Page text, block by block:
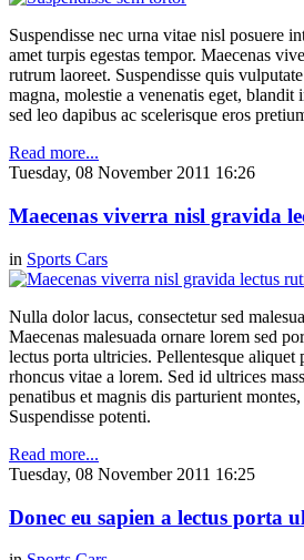
Suspendisse nec urna vitae nisl posuere
amet turpis egestas tempor. Maecenas
rutrum laoreet. Suspendisse quis
magna, molestie a venenatis eget,
sed leo dapibus ac scelerisque eros
Read more...
Tuesday, 08 November 2011 16:26
Maecenas viverra nisl gravida
in Sports Cars
Nulla dolor lacus, consectetur sed
Maecenas malesuada ornare lorem sed
lectus porta ultricies. Pellentesque aliquet
rhoncus vitae a lorem. Sed id ultrices
penatibus et magnis dis parturient
Suspendisse potenti.
Read more...
Tuesday, 08 November 2011 16:25
Donec eu sapien a lectus porta